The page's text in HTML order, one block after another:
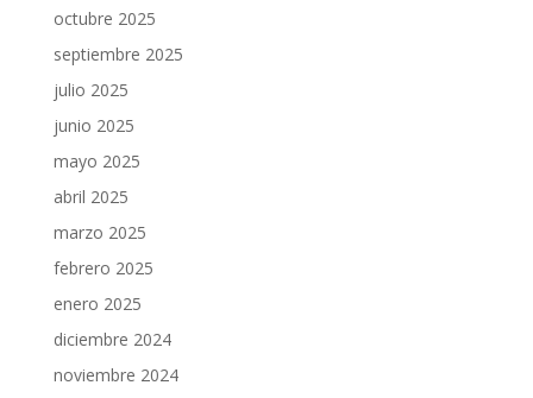
octubre 2025
septiembre 2025
julio 2025
junio 2025
mayo 2025
abril 2025
marzo 2025
febrero 2025
enero 2025
diciembre 2024
noviembre 2024